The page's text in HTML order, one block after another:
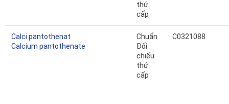
thứ
cấp
Calci pantothenat
Calcium pantothenate
Chuẩn
Đối
chiếu
thứ
cấp
C0321088